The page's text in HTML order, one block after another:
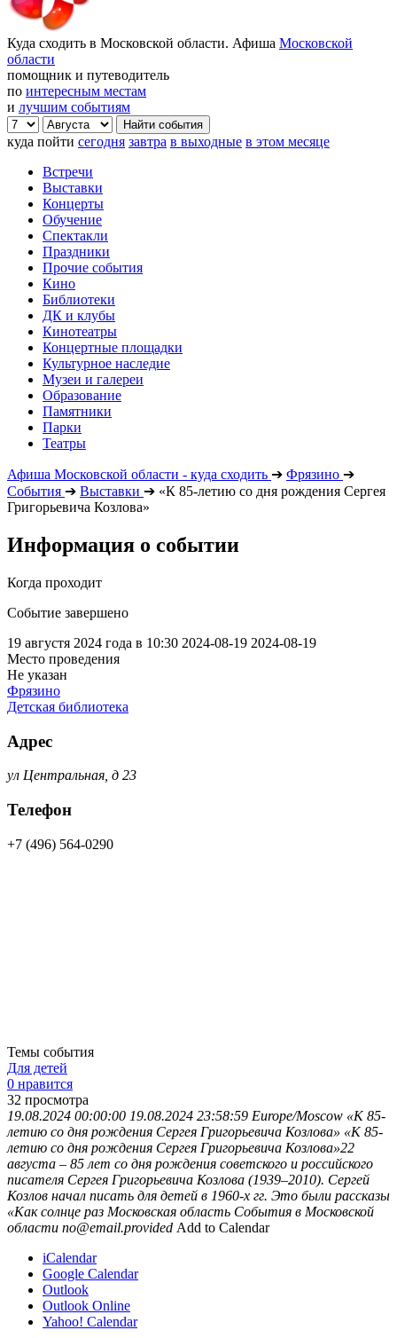
Куда сходить в Московской области. Афиша Московской
области
помощник и путеводитель
по интересным местам
и лучшим событиям
куда пойти сегодня завтра в выходные в этом месяце
Встречи
Выставки
Концерты
Обучение
Спектакли
Праздники
Прочие события
Кино
Библиотеки
ДК и клубы
Кинотеатры
Концертные площадки
Культурное наследие
Музеи и галереи
Образование
Памятники
Парки
Театры
Афиша Московской области - куда сходить ➔ Фрязино ➔
События ➔ Выставки ➔ «К 85-летию со дня рождения Сергея
Григорьевича Козлова»
Информация о событии
Когда проходит
Событие завершено
19 августя 2024 года в 10:30 2024-08-19 2024-08-19
Место проведения
Не указан
Фрязино
Детская библиотека
Адрес
ул Центральная, д 23
Телефон
+7 (496) 564-0290
Темы события
Для детей
0 нравится
32 просмотра
19.08.2024 00:00:00 19.08.2024 23:58:59 Europe/Moscow «К 85-
летию со дня рождения Сергея Григорьевича Козлова» «К 85-
летию со дня рождения Сергея Григорьевича Козлова»22
августа – 85 лет со дня рождения советского и российского
писателя Сергея Григорьевича Козлова (1939–2010). Сергей
Козлов начал писать для детей в 1960-х гг. Это были рассказы
«Как солнце раз Московская область События в Московской
области no@email.provided Add to Calendar
iCalendar
Google Calendar
Outlook
Outlook Online
Yahoo! Calendar